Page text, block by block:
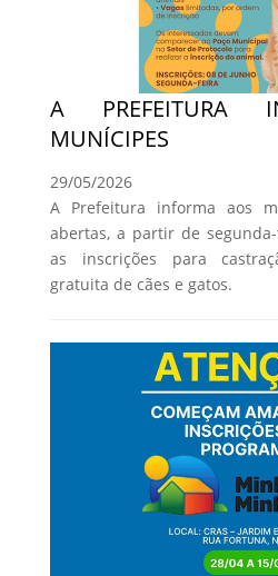
A PREFEITURA
MUNÍCIPES
29/05/2026
A Prefeitura informa aos
abertas, a partir de
as inscrições para
gratuita de cães e gatos.